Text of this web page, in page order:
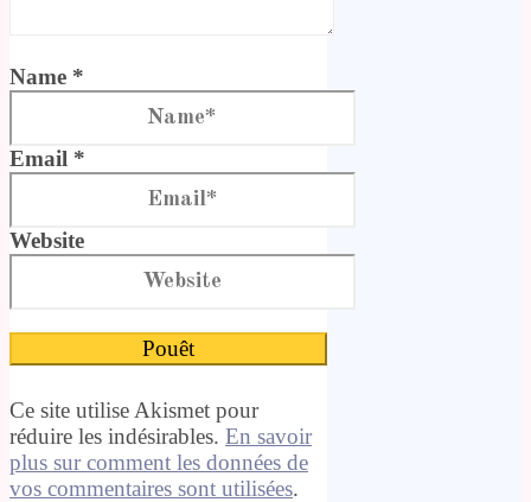
Name *
Email *
Website
Ce site utilise Akismet pour
réduire les indésirables. En savoir
plus sur comment les données de
vos commentaires sont utilisées.